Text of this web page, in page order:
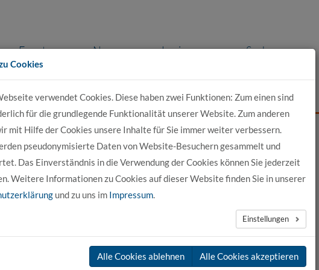
Events News Login Suche
Bewerber Für Studierende Für Unternehmen
Pflege DUAL berufsbegleitend Pflege ausbildungsintegrierend
Studium ruht aktuell. Es werden keine Bewerbungen angenommen.
Ausbildung bieten wir den Studiengang Pflege berufsbegleitend an.
Cookies
verwendet Cookies. Diese haben zwei Funktionen: Zum einen sind
für die grundlegende Funktionalität unserer Website. Zum anderen
mit Hilfe der Cookies unsere Inhalte für Sie immer weiter verbessern.
pseudonymisierte Daten von Website-Besuchern gesammelt und
Das Einverständnis in die Verwendung der Cookies können Sie jederzeit
Weitere Informationen zu Cookies auf dieser Website finden Sie in unserer
und zu uns im Impressum.
Einstellungen
Alle Cookies ablehnen Alle Cookies akzeptieren